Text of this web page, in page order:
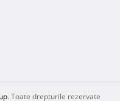
. Toate drepturile rezervate